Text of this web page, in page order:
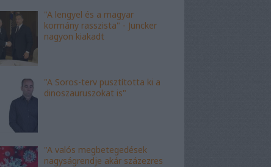
"A lengyel és a magyar
kormány rasszista" - Juncker
nagyon kiakadt
"A Soros-terv pusztította ki a
dinoszauruszokat is"
"A valós megbetegedések
nagyságrendje akár százezres